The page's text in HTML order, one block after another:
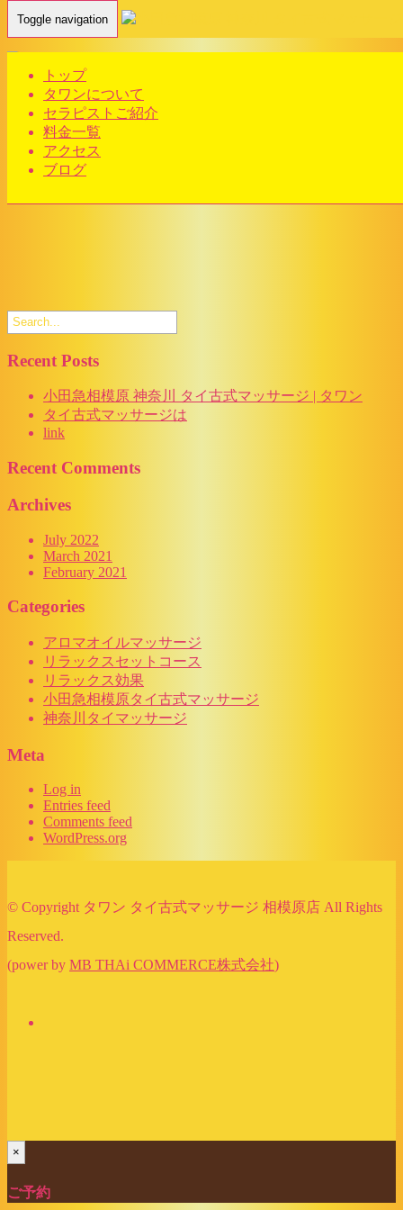
Toggle navigation
トップ
タワンについて
セラピストご紹介
料金一覧
アクセス
ブログ
Home- グランド オープン キャンペーン…
グランド オープン キャンペーン タワン タイ古式マッサージ
小田急相模原店 | 神奈川 タイマッサージ
Recent Posts
小田急相模原 神奈川 タイ古式マッサージ | タワン
タイ古式マッサージは
link
Recent Comments
Archives
July 2022
March 2021
February 2021
Categories
アロマオイルマッサージ
リラックスセットコース
リラックス効果
小田急相模原タイ古式マッサージ
神奈川タイマッサージ
Meta
Log in
Entries feed
Comments feed
WordPress.org
© Copyright タワン タイ古式マッサージ 相模原店 All Rights
Reserved.
(power by MB THAi COMMERCE株式会社)
×
ご予約